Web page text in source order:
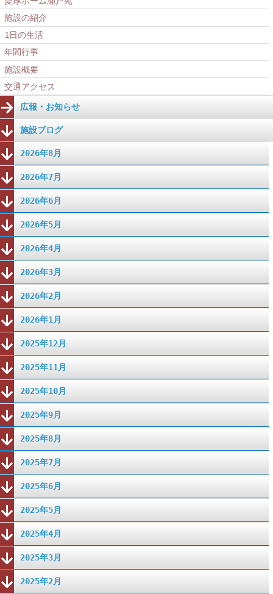
施設の紹介
1日の生活
年間行事
施設概要
交通アクセス
広報・お知らせ
施設ブログ
2026年8月
2026年7月
2026年6月
2026年5月
2026年4月
2026年3月
2026年2月
2026年1月
2025年12月
2025年11月
2025年10月
2025年9月
2025年8月
2025年7月
2025年6月
2025年5月
2025年4月
2025年3月
2025年2月